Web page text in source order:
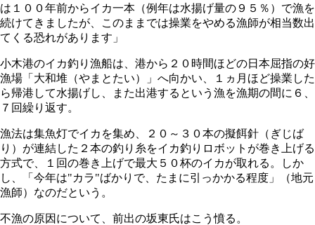
は１００年前からイカ一本（例年は水揚げ量の９５％）で漁を
続けてきましたが、このままでは操業をやめる漁師が相当数出
てくる恐れがあります」
小木港のイカ釣り漁船は、港から２０時間ほどの日本屈指の好
漁場「大和堆（やまとたい）」へ向かい、１ヵ月ほど操業した
ら帰港して水揚げし、また出港するという漁を漁期の間に６、
７回繰り返す。
漁法は集魚灯でイカを集め、２０～３０本の擬餌針（ぎじば
り）が連結した２本の釣り糸をイカ釣りロボットが巻き上げる
方式で、１回の巻き上げで最大５０杯のイカが取れる。しか
し、「今年は"カラ"ばかりで、たまに引っかかる程度」（地元
漁師）なのだという。
不漁の原因について、前出の坂東氏はこう憤る。